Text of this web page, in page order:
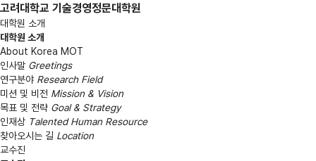
고려대학교 기술경영정문대학원
대학원 소개
대학원 소개
About Korea MOT
인사말 Greetings
연구분야 Research Field
미션 및 비전 Mission & Vision
목표 및 전략 Goal & Strategy
인재상 Talented Human Resource
찾아오시는 길 Location
교수진